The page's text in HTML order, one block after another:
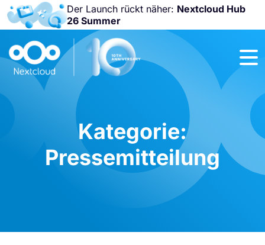
Der Launch rückt näher: Nextcloud Hub
26 Summer
Nicht
verpassen:
Nextcloud
Community
Conference
2026!
Kategorie:
Pressemitteilung